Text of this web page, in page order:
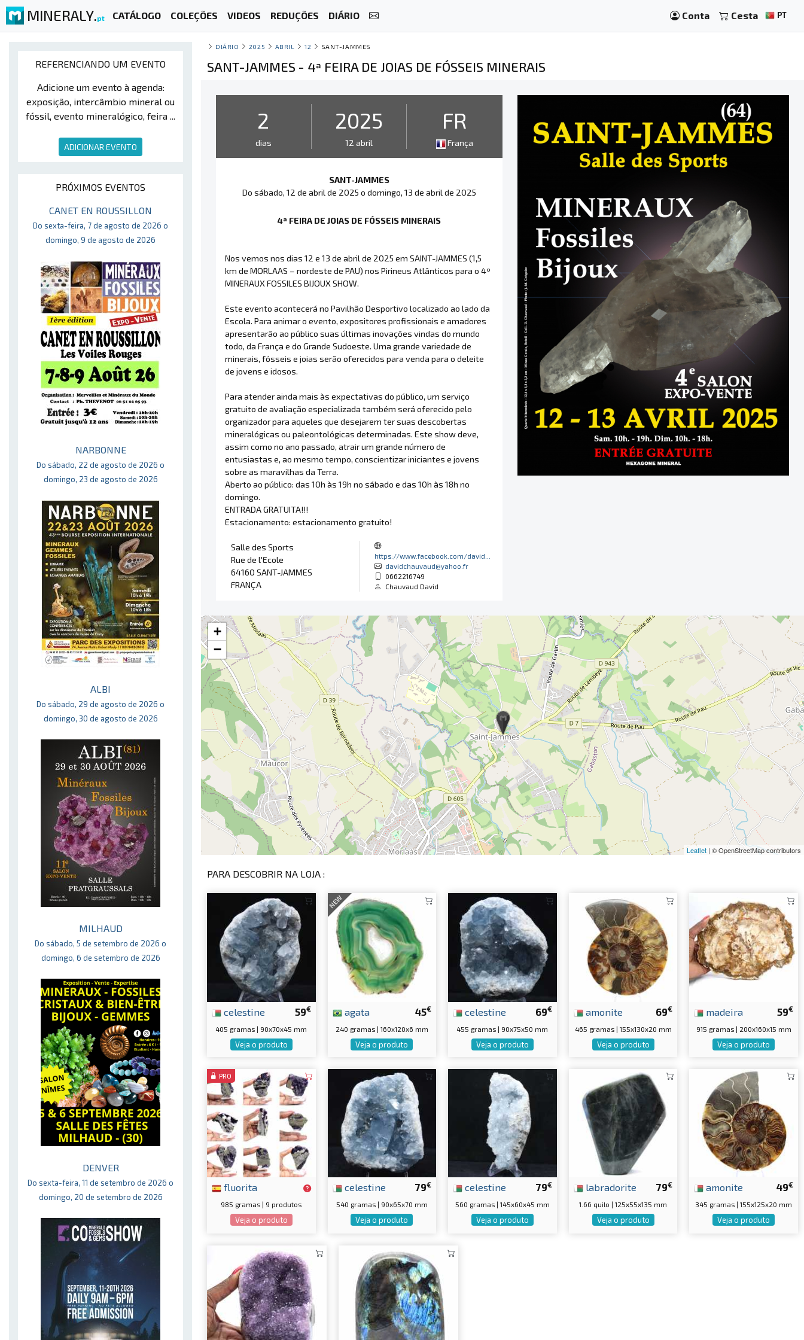
MINERALY.pt CATÁLOGO COLEÇÕES VIDEOS REDUÇÕES DIÁRIO Conta Cesta PT
REFERENCIANDO UM EVENTO
Adicione um evento à agenda:
exposição, intercâmbio mineral ou
fóssil, evento mineralógico, feira ...
ADICIONAR EVENTO
PRÓXIMOS EVENTOS
CANET EN ROUSSILLON
Do sexta-feira, 7 de agosto de 2026 o
domingo, 9 de agosto de 2026
NARBONNE
Do sábado, 22 de agosto de 2026 o
domingo, 23 de agosto de 2026
ALBI
Do sábado, 29 de agosto de 2026 o
domingo, 30 de agosto de 2026
MILHAUD
Do sábado, 5 de setembro de 2026 o
domingo, 6 de setembro de 2026
DENVER
Do sexta-feira, 11 de setembro de 2026 o
domingo, 20 de setembro de 2026
DIÁRIO 2025 ABRIL 12 SANT-JAMMES
SANT-JAMMES - 4ª FEIRA DE JOIAS DE FÓSSEIS MINERAIS
2
dias
2025
12 abril
FR
França
SANT-JAMMES
Do sábado, 12 de abril de 2025 o domingo, 13 de abril de 2025
4ª FEIRA DE JOIAS DE FÓSSEIS MINERAIS
Nos vemos nos dias 12 e 13 de abril de 2025 em SAINT-JAMMES (1,5
km de MORLAAS – nordeste de PAU) nos Pirineus Atlânticos para o 4º
MINERAUX FOSSILES BIJOUX SHOW.
Este evento acontecerá no Pavilhão Desportivo localizado ao lado da
Escola. Para animar o evento, expositores profissionais e amadores
apresentarão ao público suas últimas inovações vindas do mundo
todo, da França e do Grande Sudoeste. Uma grande variedade de
minerais, fósseis e joias serão oferecidos para venda para o deleite
de jovens e idosos.
Para atender ainda mais às expectativas do público, um serviço
gratuito de avaliação especializada também será oferecido pelo
organizador para aqueles que desejarem ter suas descobertas
mineralógicas ou paleontológicas determinadas. Este show deve,
assim como no ano passado, atrair um grande número de
entusiastas e, ao mesmo tempo, conscientizar iniciantes e jovens
sobre as maravilhas da Terra.
Aberto ao público: das 10h às 19h no sábado e das 10h às 18h no
domingo.
ENTRADA GRATUITA!!!
Estacionamento: estacionamento gratuito!
Salle des Sports
Rue de l'Ecole
64160 SANT-JAMMES
FRANÇA
https://www.facebook.com/david...
davidchauvaud@yahoo.fr
0662216749
Chauvaud David
+
−
Leaflet | © OpenStreetMap contributors
PARA DESCOBRIR NA LOJA :
59€
celestine
405 gramas | 90x70x45 mm
Veja o produto
NEW
45€
agata
240 gramas | 160x120x6 mm
Veja o produto
69€
celestine
455 gramas | 90x75x50 mm
Veja o produto
69€
amonite
465 gramas | 155x130x20 mm
Veja o produto
59€
madeira
915 gramas | 200x160x15 mm
Veja o produto
PRO
fluorita
985 gramas | 9 produtos
Veja o produto
79€
celestine
540 gramas | 90x65x70 mm
Veja o produto
79€
celestine
560 gramas | 145x60x45 mm
Veja o produto
79€
labradorite
1.66 quilo | 125x55x135 mm
Veja o produto
49€
amonite
345 gramas | 155x125x20 mm
Veja o produto